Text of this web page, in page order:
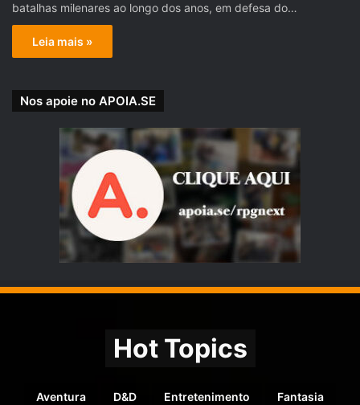
batalhas milenares ao longo dos anos, em defesa do…
Leia mais »
Nos apoie no APOIA.SE
Hot Topics
Aventura D&D Entretenimento Fantasia